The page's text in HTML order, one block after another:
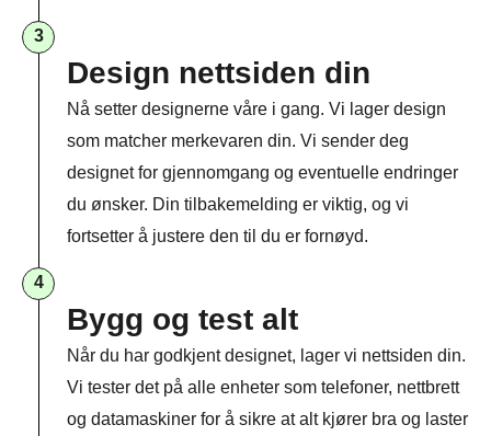
3
Design nettsiden din
Nå setter designerne våre i gang. Vi lager design
som matcher merkevaren din. Vi sender deg
designet for gjennomgang og eventuelle endringer
du ønsker. Din tilbakemelding er viktig, og vi
fortsetter å justere den til du er fornøyd.
4
Bygg og test alt
Når du har godkjent designet, lager vi nettsiden din.
Vi tester det på alle enheter som telefoner, nettbrett
og datamaskiner for å sikre at alt kjører bra og laster